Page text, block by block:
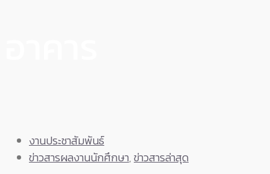
งานประชาสัมพันธ์
ข่าวสารผลงานนักศึกษา,ข่าวสารล่าสุด